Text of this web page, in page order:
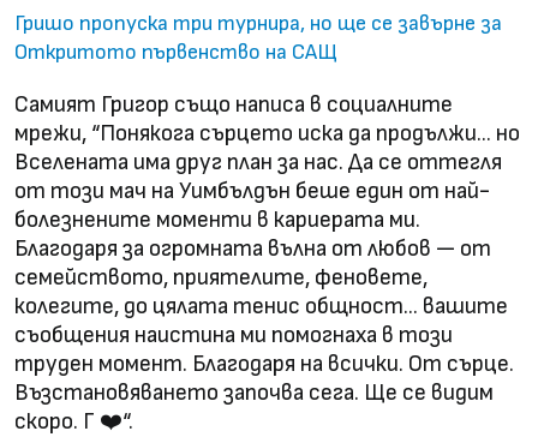
Гришо пропуска три турнира, но ще се завърне за
Откритото първенство на САЩ
Самият Григор също написа в социалните
мрежи, “Понякога сърцето иска да продължи… но
Вселената има друг план за нас. Да се оттегля
от този мач на Уимбълдън беше един от най-
болезнените моменти в кариерата ми.
Благодаря за огромната вълна от любов — от
семейството, приятелите, феновете,
колегите, до цялата тенис общност… вашите
съобщения наистина ми помогнаха в този
труден момент. Благодаря на всички. От сърце.
Възстановяването започва сега. Ще се видим
скоро. Г ❤️“.